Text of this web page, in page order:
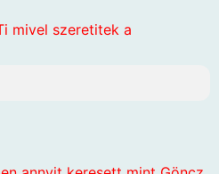
mivel szeretitek a